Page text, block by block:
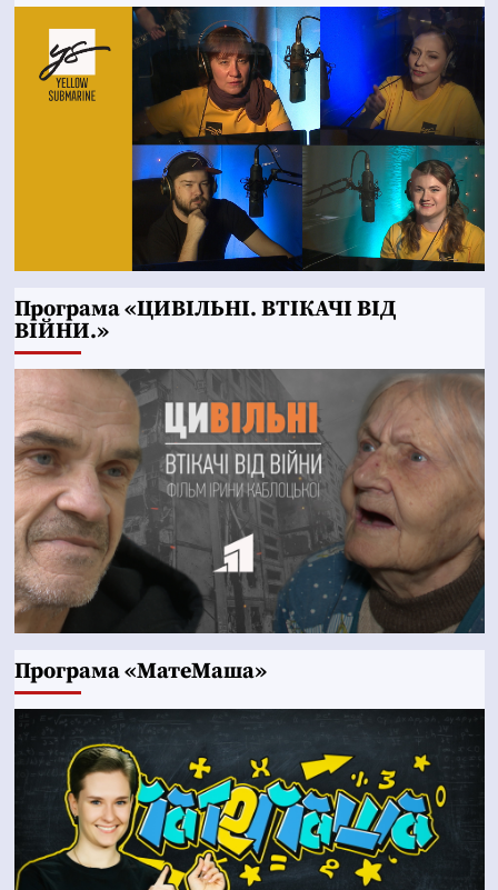
Програма «ЦИВІЛЬНІ. ВТІКАЧІ ВІД
ВІЙНИ.»
Програма «МатеМаша»